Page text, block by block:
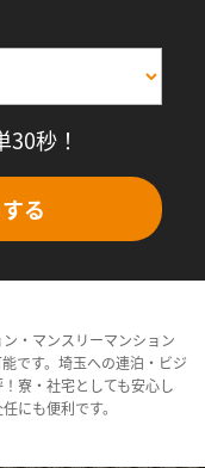
秒！
る
・マンスリーマンション
です。埼玉への連泊・ビジ
寮・社宅としても安心し
にも便利です。